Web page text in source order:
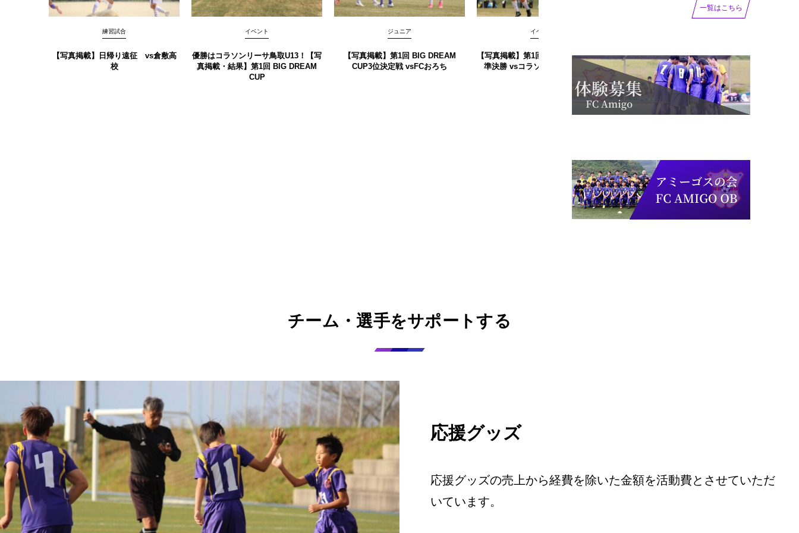
練習試合
【写真掲載】日帰り遠征 vs倉敷高
校
イベント
優勝はコラソンリーサ鳥取U13！【写
真掲載‪‪‪︎︎・結果】第1回 BIG DREAM
CUP
ジュニア
【写真掲載】第1回 BIG DREAM
CUP3位決定戦 vsFCおろち
イベント
【写真掲載】第1回 BIG DREAM CUP
準決勝 vsコラソンリーサ鳥取U13
【写真掲載】第1回 BIG DREAM CUP
準々決勝 vs但馬南B
一覧はこちら
チーム・選手をサポートする
応援グッズ
応援グッズの売上から経費を除いた金額を活動費とさせていただ
いています。